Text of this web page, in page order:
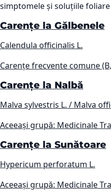
simptomele și soluțiile
Carențe la Gălbenele
Calendula officinalis L.
Carențe frecvente comune
Carențe la Nalbă
Malva sylvestris L. / Malva
Aceeași grupă: Medicinale
Carențe la Sunătoare
Hypericum perforatum L.
Aceeași grupă: Medicinale